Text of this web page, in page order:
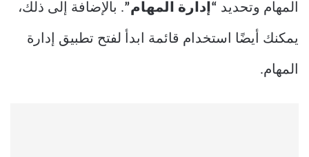
المهام وتحديد “إدارة المهام”. بالإضافة إلى ذلك،
يمكنك أيضًا استخدام قائمة ابدأ لفتح تطبيق إدارة
المهام.